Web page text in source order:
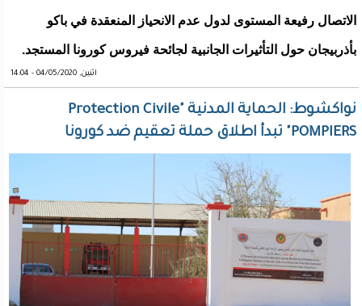
الاتصال رفيعة المستوى لدول عدم الانحياز المنعقدة في باكو
بأذربيجان حول التأثيرات الجانبية لجائحة فيروس كورونا المستجد.
اثنين, 04/05/2020 - 14:04
نواكشوط: الحماية المدنية "Protection Civile
"POMPIERS تبدأ اطلاق حملة تعقيم ضد كورونا